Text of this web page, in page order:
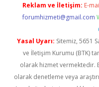
Reklam ve İletişim: E-
forumhizmeti@gmail.com
Yasal Uyarı: Sitemiz, 5651
ve İletişim Kurumu (BTK)
olarak hizmet vermektedir.
olarak denetleme veya